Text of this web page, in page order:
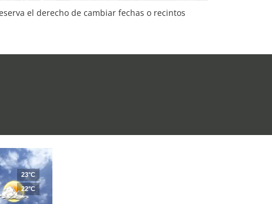
el derecho de cambiar fechas o recintos
23°C
22°C